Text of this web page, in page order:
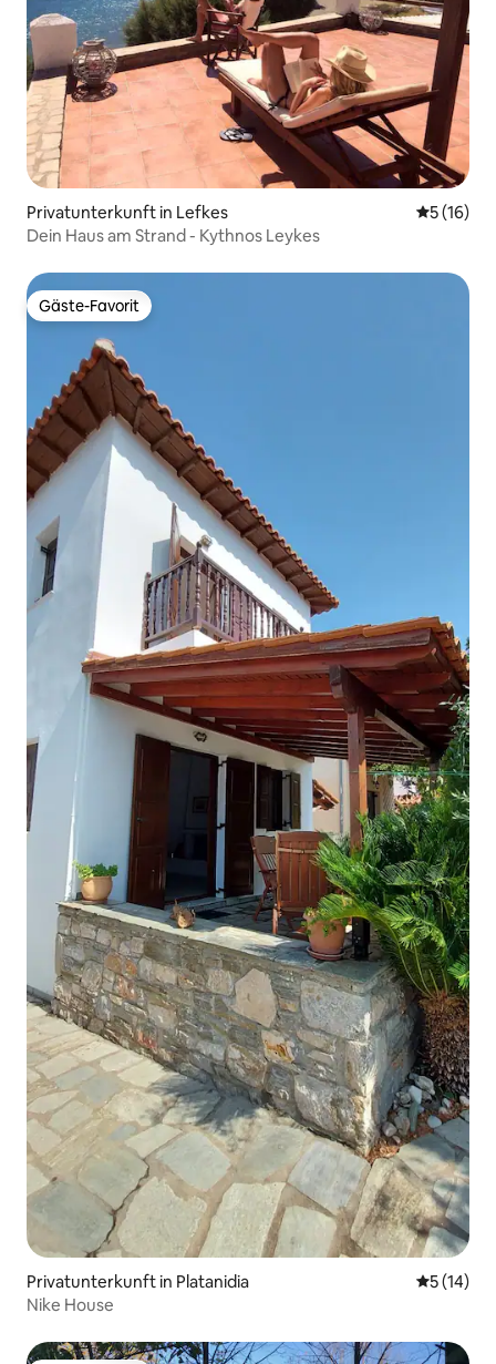
Privatunterkunft in Lefkes
5 (16)
Dein Haus am Strand - Kythnos Leykes
Gäste-Favorit
Gäste-Favorit
Privatunterkunft in Platanidia
5 (14)
Nike House